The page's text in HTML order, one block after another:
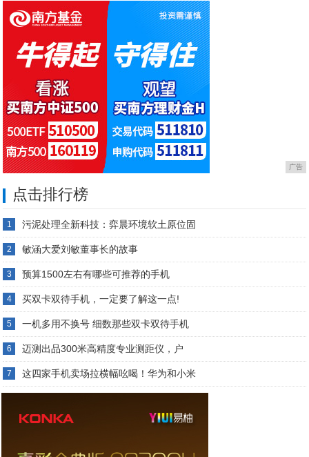
广告
点击排行榜
1 污泥处理全新科技：弈晨环境软土原位固
2 敏涵大爱刘敏董事长的故事
3 预算1500左右有哪些可推荐的手机
4 买双卡双待手机，一定要了解这一点!
5 一机多用不换号 细数那些双卡双待手机
6 迈测出品300米高精度专业测距仪，户
7 这四家手机卖场拉横幅吆喝！华为和小米